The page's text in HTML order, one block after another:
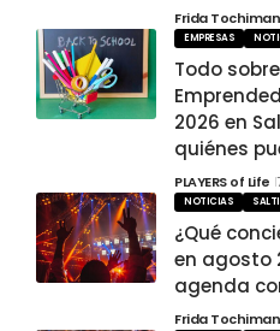
Frida
EMPRESAS
Todo
2026 en
quiénes
PLAYERS of Life
NOTICIAS
¿Qué
en agosto
agenda
Frida